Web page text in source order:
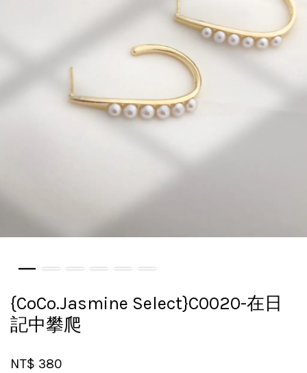
{CoCo.Jasmine Select}C0020-在日
記中攀爬
NT$ 380